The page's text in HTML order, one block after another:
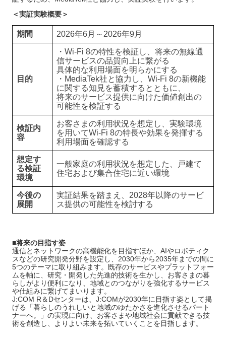
＜実証実験概要＞
期間 2026年6月～2026年9月
目的
・Wi-Fi 8の特性を検証し、将来の無線通
信サービスの品質向上に繋がる
具体的な利用場面を明らかにする
・MediaTek社と協力し、Wi‑Fi 8の新機能
に関する知見を蓄積するとともに、
将来のサービス提供に向けた価値創出の
可能性を検証する
検証内
容
お客さまの利用状況を想定し、実験環境
を用いてWi-Fi 8の特長や効果を発揮する
利用場面を確認する
想定す
る検証
環境
一般家庭の利用状況を想定した、戸建て
住宅および集合住宅に近い環境
今後の
展開
実証結果を踏まえ、2028年以降のサービ
ス提供の可能性を検討する
■将来の目指す姿
通信とネットワークの高機能化を目指すほか、AIやロボティク
スなどの研究開発分野を設定し、2030年から2035年までの間に
5つのテーマに取り組みます。既存のサービスやプラットフォー
ムを軸に、研究・開発した先進的技術を生かし、お客さまの暮
らしがより便利になり、地域とのつながりを強化するサービス
や仕組みに繋げてまいります。
J:COM R＆Dセンターは、J:COMが2030年に目指す姿として掲
げる「暮らしのうれしいと地域のゆたかさを進化させるパート
ナーへ。」の実現に向け、お客さまや地域社会に貢献できる技
術を創造し、よりよい未来を拓いていくことを目指します。